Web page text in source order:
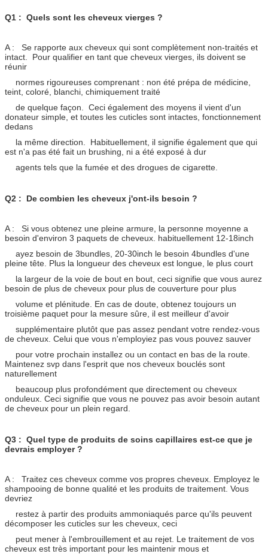
Q1 : Quels sont les cheveux vierges ?
A : Se rapporte aux cheveux qui sont complètement non-traités et
intact. Pour qualifier en tant que cheveux vierges, ils doivent se
réunir
normes rigoureuses comprenant : non été prépa de médicine,
teint, coloré, blanchi, chimiquement traité
de quelque façon. Ceci également des moyens il vient d'un
donateur simple, et toutes les cuticles sont intactes, fonctionnement
dedans
la même direction. Habituellement, il signifie également que qui
est n'a pas été fait un brushing, ni a été exposé à dur
agents tels que la fumée et des drogues de cigarette.
Q2 : De combien les cheveux j'ont-ils besoin ?
A : Si vous obtenez une pleine armure, la personne moyenne a
besoin d'environ 3 paquets de cheveux. habituellement 12-18inch
ayez besoin de 3bundles, 20-30inch le besoin 4bundles d'une
pleine tête. Plus la longueur des cheveux est longue, le plus court
la largeur de la voie de bout en bout, ceci signifie que vous aurez
besoin de plus de cheveux pour plus de couverture pour plus
volume et plénitude. En cas de doute, obtenez toujours un
troisième paquet pour la mesure sûre, il est meilleur d'avoir
supplémentaire plutôt que pas assez pendant votre rendez-vous
de cheveux. Celui que vous n'employiez pas vous pouvez sauver
pour votre prochain installez ou un contact en bas de la route.
Maintenez svp dans l'esprit que nos cheveux bouclés sont
naturellement
beaucoup plus profondément que directement ou cheveux
onduleux. Ceci signifie que vous ne pouvez pas avoir besoin autant
de cheveux pour un plein regard.
Q3 : Quel type de produits de soins capillaires est-ce que je
devrais employer ?
A : Traitez ces cheveux comme vos propres cheveux. Employez le
shampooing de bonne qualité et les produits de traitement. Vous
devriez
restez à partir des produits ammoniaqués parce qu'ils peuvent
décomposer les cuticles sur les cheveux, ceci
peut mener à l'embrouillement et au rejet. Le traitement de vos
cheveux est très important pour les maintenir mous et